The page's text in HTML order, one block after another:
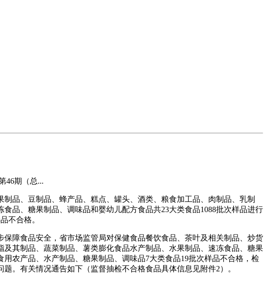
46期（总...
、豆制品、蜂产品、糕点、罐头、酒类、粮食加工品、肉制品、乳制
品、糖果制品、调味品和婴幼儿配方食品共23大类食品1088批次样品进行
不合格。
障食品安全，省市场监管局对保健食品餐饮食品、茶叶及相关制品、炒货
其制品、蔬菜制品、薯类膨化食品水产制品、水果制品、速冻食品、糖果
农产品、水产制品、糖果制品、调味品7大类食品19批次样品不合格，检
。有关情况通告如下（监督抽检不合格食品具体信息见附件2）。